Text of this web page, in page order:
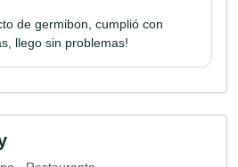
de germibon, cumplió con
llego sin problemas!